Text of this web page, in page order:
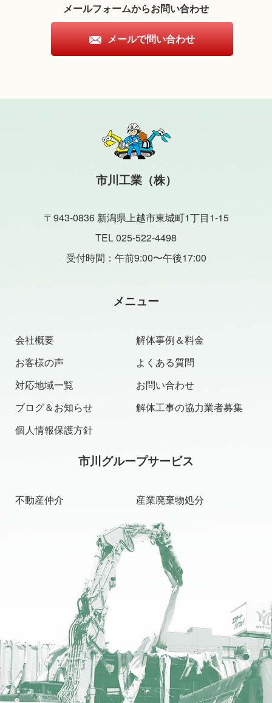
メールフォームからお問い合わせ
メールで問い合わせ
市川工業（株）
〒943-0836 新潟県上越市東城町1丁目1-15
TEL 025-522-4498
受付時間：午前9:00〜午後17:00
メニュー
会社概要
解体事例＆料金
お客様の声
よくある質問
対応地域一覧
お問い合わせ
ブログ＆お知らせ
解体工事の協力業者募集
個人情報保護方針
市川グループサービス
不動産仲介 産業廃棄物処分